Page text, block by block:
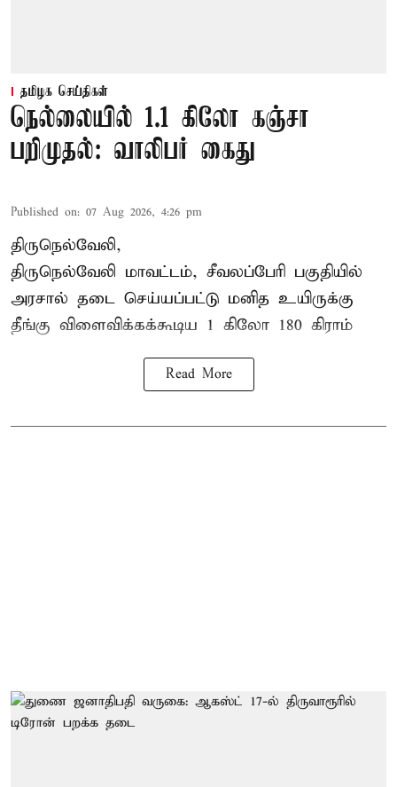
தமிழக செய்திகள்
நெல்லையில் 1.1 கிலோ கஞ்சா
பறிமுதல்: வாலிபர் கைது
Published on: 07 Aug 2026, 4:26 pm
திருநெல்வேலி,
திருநெல்வேலி மாவட்டம், சீவலப்பேரி பகுதியில்
அரசால் தடை செய்யப்பட்டு மனித உயிருக்கு
தீங்கு விளைவிக்கக்கூடிய 1 கிலோ 180 கிராம்
Read More